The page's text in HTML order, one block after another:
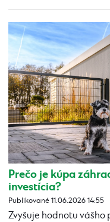
Prečo je kúpa
investícia?
Publikované 11.06.2026 14:55
Zvyšuje hodnotu vášho